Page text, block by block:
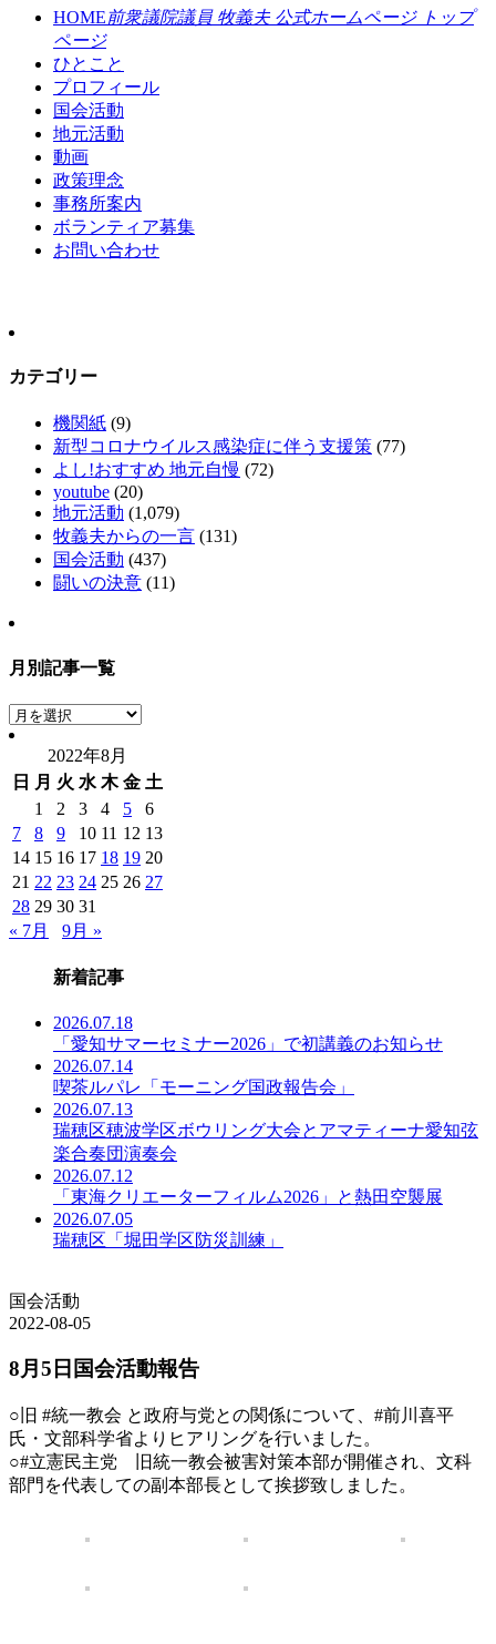
HOME前衆議院議員 牧義夫 公式ホームページ トップ
ページ
ひとこと
プロフィール
国会活動
地元活動
動画
政策理念
事務所案内
ボランティア募集
お問い合わせ
カテゴリー
機関紙 (9)
新型コロナウイルス感染症に伴う支援策 (77)
よし!おすすめ 地元自慢 (72)
youtube (20)
地元活動 (1,079)
牧義夫からの一言 (131)
国会活動 (437)
闘いの決意 (11)
月別記事一覧
月
別
事
覧
2022年8月
日
月 火 水 木 金 土
1
2 3 4 5
6
7
8 9 10 11 12 13
14 15 16 17 18 19 20
21 22 23 24 25 26 27
28 29 30 31
« 7月
9月 »
新着記事
2026.07.18
「愛知サマーセミナー2026」で初講義のお知らせ
2026.07.14
喫茶ルパレ「モーニング国政報告会」
2026.07.13
瑞穂区穂波学区ボウリング大会とアマティーナ愛知弦
楽合奏団演奏会
2026.07.12
「東海クリエーターフィルム2026」と熱田空襲展
2026.07.05
瑞穂区「堀田学区防災訓練」
国会活動
2022-08-05
8月5日国会活動報告
○旧 #統一教会 と政府与党との関係について、#前川喜平
氏・文部科学省よりヒアリングを行いました。
○#立憲民主党 旧統一教会被害対策本部が開催され、文科
部門を代表しての副本部長として挨拶致しました。